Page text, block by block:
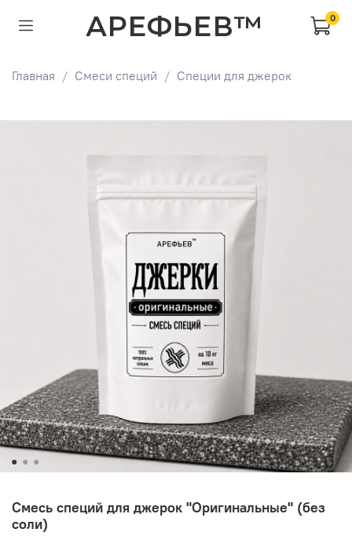
АРЕФЬЕВ™ 0
Главная Смеси специй Специи для джерок
Смесь специй для джерок "Оригинальные" (без
соли)